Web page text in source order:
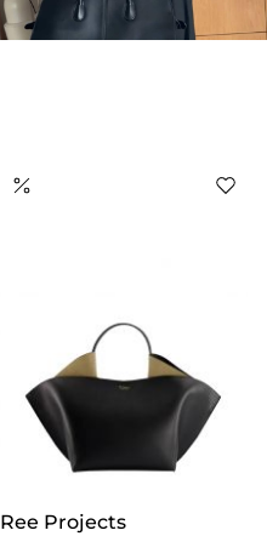
Ree Projects